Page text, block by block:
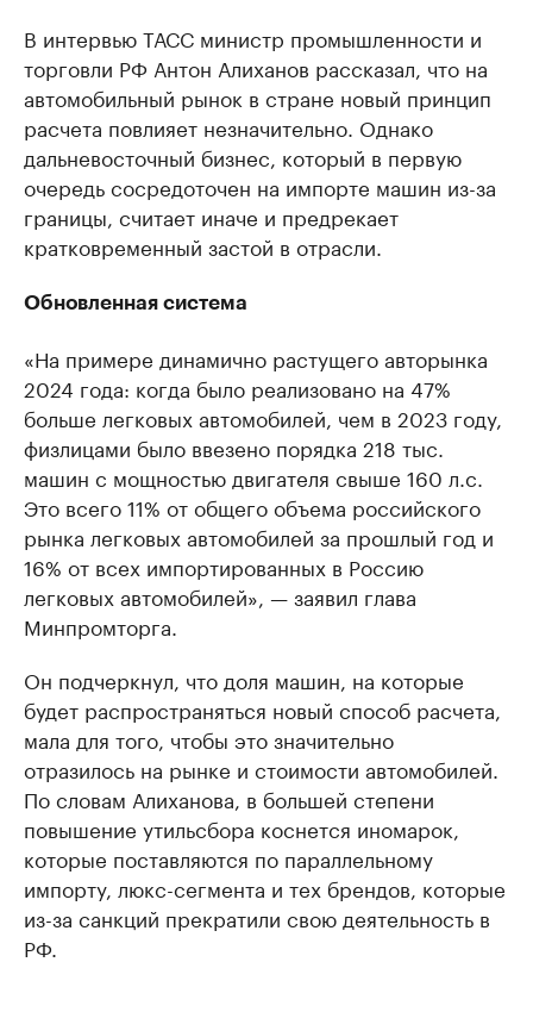
В интервью ТАСС министр промышленности и
торговли РФ Антон Алиханов рассказал, что на
автомобильный рынок в стране новый принцип
расчета повлияет незначительно. Однако
дальневосточный бизнес, который в первую
очередь сосредоточен на импорте машин из-за
границы, считает иначе и предрекает
кратковременный застой в отрасли.
Обновленная система
«На примере динамично растущего авторынка
2024 года: когда было реализовано на 47%
больше легковых автомобилей, чем в 2023 году,
физлицами было ввезено порядка 218 тыс.
машин с мощностью двигателя свыше 160 л.с.
Это всего 11% от общего объема российского
рынка легковых автомобилей за прошлый год и
16% от всех импортированных в Россию
легковых автомобилей», — заявил глава
Минпромторга.
Он подчеркнул, что доля машин, на которые
будет распространяться новый способ расчета,
мала для того, чтобы это значительно
отразилось на рынке и стоимости автомобилей.
По словам Алиханова, в большей степени
повышение утильсбора коснется иномарок,
которые поставляются по параллельному
импорту, люкс-сегмента и тех брендов, которые
из-за санкций прекратили свою деятельность в
РФ.